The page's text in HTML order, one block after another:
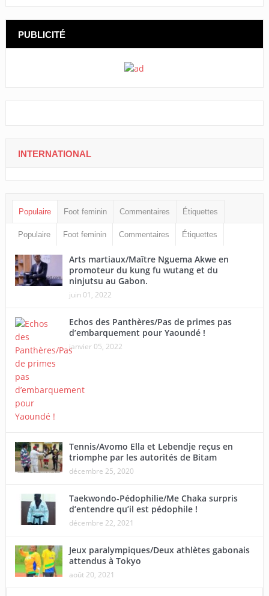
PUBLICITÉ
INTERNATIONAL
Populaire Foot feminin Commentaires Étiquettes
Populaire Foot feminin Commentaires Étiquettes
Arts martiaux/Maître Nguema Akwe en
promoteur du kung fu wutang et du
ninjutsu au Gabon.
juin 01, 2022
Echos des Panthères/Pas de primes pas
d’embarquement pour Yaoundé !
janvier 05, 2022
Tennis/Avomo Ella et Lebendje reçus en
triomphe par les autorités de Bitam
décembre 25, 2020
Taekwondo-Pédophilie/Me Chaka surpris
d’entendre qu’il est pédophile !
décembre 22, 2021
Jeux paralympiques/Deux athlètes gabonais
attendus à Tokyo
août 20, 2021